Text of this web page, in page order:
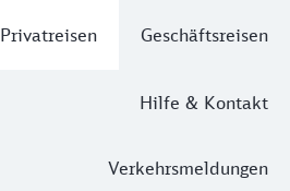
Privatreisen Geschäftsreisen
Hilfe & Kontakt
Verkehrsmeldungen